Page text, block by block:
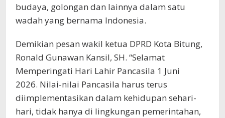
budaya, golongan dan lainnya dalam satu
wadah yang bernama Indonesia.
Demikian pesan wakil ketua DPRD Kota Bitung,
Ronald Gunawan Kansil, SH. “Selamat
Memperingati Hari Lahir Pancasila 1 Juni
2026. Nilai-nilai Pancasila harus terus
diimplementasikan dalam kehidupan sehari-
hari, tidak hanya di lingkungan pemerintahan,